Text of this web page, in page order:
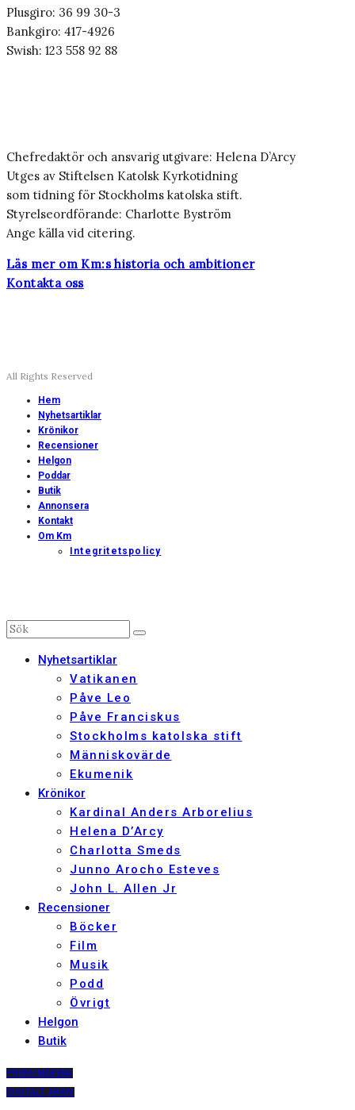
Plusgiro: 36 99 30-3
Bankgiro: 417-4926
Swish: 123 558 92 88
Chefredaktör och ansvarig utgivare: Helena D’Arcy
Utges av Stiftelsen Katolsk Kyrkotidning
som tidning för Stockholms katolska stift.
Styrelseordförande: Charlotte Byström
Ange källa vid citering.
Läs mer om Km:s historia och ambitioner
Kontakta oss
All Rights Reserved
Hem
Nyhetsartiklar
Krönikor
Recensioner
Helgon
Poddar
Butik
Annonsera
Kontakt
Om Km
Integritetspolicy
Nyhetsartiklar
Vatikanen
Påve Leo
Påve Franciskus
Stockholms katolska stift
Människovärde
Ekumenik
Krönikor
Kardinal Anders Arborelius
Helena D’Arcy
Charlotta Smeds
Junno Arocho Esteves
John L. Allen Jr
Recensioner
Böcker
Film
Musik
Podd
Övrigt
Helgon
Butik
PRENUMERERA
DIGITALT ARKIV